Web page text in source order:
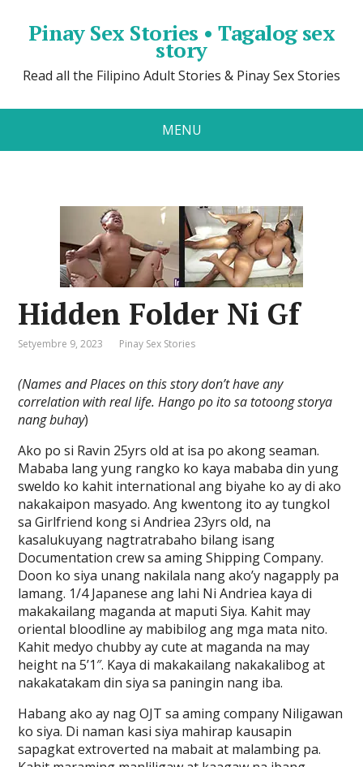
Pinay Sex Stories • Tagalog sex
story
Read all the Filipino Adult Stories & Pinay Sex Stories
MENU
Hidden Folder Ni Gf
Setyembre 9, 2023 Pinay Sex Stories
(Names and Places on this story don’t have any
correlation with real life. Hango po ito sa totoong storya
nang buhay)
Ako po si Ravin 25yrs old at isa po akong seaman.
Mababa lang yung rangko ko kaya mababa din yung
sweldo ko kahit international ang biyahe ko ay di ako
nakakaipon masyado. Ang kwentong ito ay tungkol
sa Girlfriend kong si Andriea 23yrs old, na
kasalukuyang nagtratrabaho bilang isang
Documentation crew sa aming Shipping Company.
Doon ko siya unang nakilala nang ako’y nagapply pa
lamang. 1/4 Japanese ang lahi Ni Andriea kaya di
makakailang maganda at maputi Siya. Kahit may
oriental bloodline ay mabibilog ang mga mata nito.
Kahit medyo chubby ay cute at maganda na may
height na 5’1″. Kaya di makakailang nakakalibog at
nakakatakam din siya sa paningin nang iba.
Habang ako ay nag OJT sa aming company Niligawan
ko siya. Di naman kasi siya mahirap kausapin
sapagkat extroverted na mabait at malambing pa.